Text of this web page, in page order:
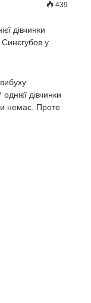
439
дівчинки
у
дівчинки
немає. Проте